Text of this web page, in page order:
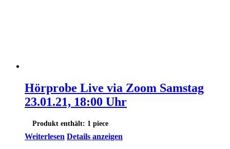
Hörprobe Live via Zoom Samstag
23.01.21, 18:00 Uhr
Produkt enthält: 1 piece
Weiterlesen Details anzeigen